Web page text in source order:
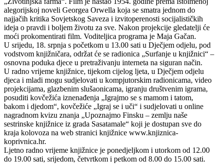
alegorijskoj noveli Georgea Orwella koja se smatra jednom do
najjačih kritika Sovjetskog Saveza i izvitoperenosti socijalističkih
ideja o pravdi i boljem životu za sve. Nakon projekcije gledatelji će
moći prokomentirati film. Voditeljica programa je Maja Gačan.
U srijedu, 18. srpnja s početkom u 13.00 sati u Dječjem odjelu, pod
vodstvom knjižničara, održat će se radionica „Surfanje u knjižnici“ –
osnovna poduka djece u pretraživanju interneta na siguran način.
U radno vrijeme knjižnice, tijekom cijelog ljeta, u Dječjem odjelu
djeca i mladi mogu sudjelovati u kompjutorskim radionicama, video
projekcijama, glazbenim slušaonicama, igranju društvenim igrama,
posuditi kovčežića iznenađenja „Igrajmo se s mamom i tatom,
bakom i djedom“, kovčežiće „Igraj se i uči“ i sudjelovati u online
nagradnom kvizu znanja „Upoznajmo Finsku – zemlju naše
sestrinske knjižnice iz grada Sasatamale“ koji je dostupan sve do
kraja kolovoza na web stranici knjižnice www.knjiznica-
koprivnica.hr.
Ljetno radno vrijeme knjižnice je ponedjeljkom i utorkom od 12.00
do 19.00 sati, srijedom, četvrtkom i petkom od 8.00 do 15.00 sati.